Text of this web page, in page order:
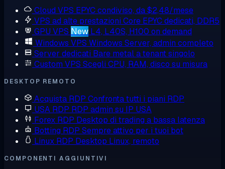
Cloud VPS EPYC condiviso, da $2,48/mese
VPS ad alte prestazioni Core EPYC dedicati, DDR5
GPU VPS New L4, L40S, H100 on demand
Windows VPS Windows Server, admin completo
Server dedicati Bare metal a tenant singolo
Custom VPS Scegli CPU, RAM, disco su misura
DESKTOP REMOTO
Acquista RDP Confronta tutti i piani RDP
USA RDP RDP admin su IP USA
Forex RDP Desktop di trading a bassa latenza
Botting RDP Sempre attivo per i tuoi bot
Linux RDP Desktop Linux, remoto
COMPONENTI AGGIUNTIVI